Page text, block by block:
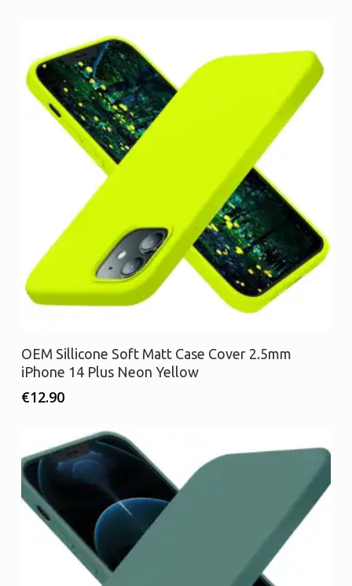
Προσθήκη στο καλάθι
OEM Sillicone Soft Matt Case Cover 2.5mm
iPhone 14 Plus Neon Yellow
€12.90